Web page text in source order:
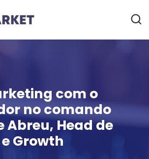
com o
no comando
Abreu, Head de
Growth